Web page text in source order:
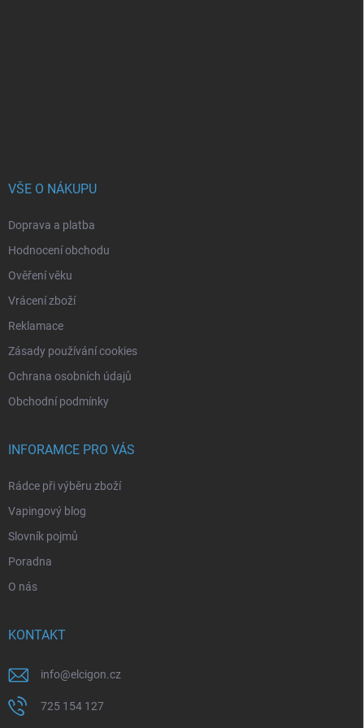
VŠE O NÁKUPU
Doprava a platba
Hodnocení obchodu
Ověření věku
Vrácení zboží
Reklamace
Zásady používání cookies
Ochrana osobních údajů
Obchodní podmínky
INFORAMCE PRO VÁS
Rádce při výběru zboží
Vapingový blog
Slovník pojmů
Poradna
O nás
KONTAKT
info@elcigon.cz
725 154 127